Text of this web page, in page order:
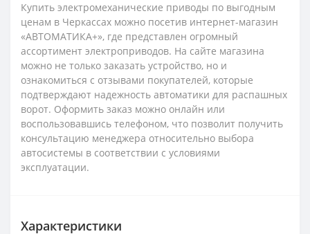
Купить электромеханические приводы по выгодным
ценам в Черкассах можно посетив интернет-магазин
«АВТОМАТИКА+», где представлен огромный
ассортимент электроприводов. На сайте магазина
можно не только заказать устройство, но и
ознакомиться с отзывами покупателей, которые
подтверждают надежность автоматики для распашных
ворот. Оформить заказ можно онлайн или
воспользовавшись телефоном, что позволит получить
консультацию менеджера относительно выбора
автосистемы в соответствии с условиями
эксплуатации.
Характеристики